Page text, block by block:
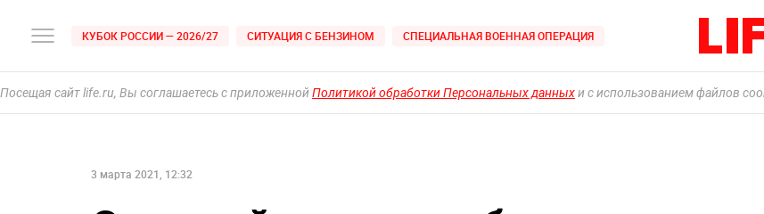
КУБОК РОССИИ — 2026/27 СИТУАЦИЯ С БЕНЗИНОМ СПЕЦИАЛЬНАЯ ВОЕННАЯ ОПЕРАЦИЯ
Посещая сайт life.ru, Вы соглашаетесь с приложеннойПолитикой обработки Персональных данныхи с использованием файлов
3 марта 2021, 12:32